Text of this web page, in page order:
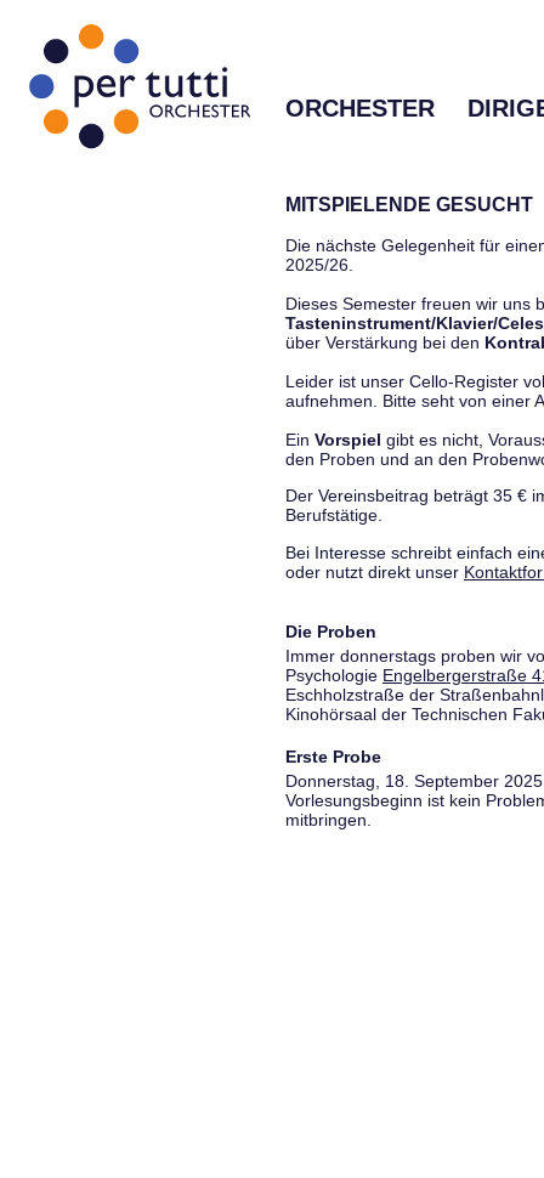
ORCHESTER
MITSPIELENDE GESUCHT
Die nächste Gelegenheit für
2025/26.
Dieses Semester freuen wir uns
Tasteninstrument/Klavier/
über Verstärkung bei den
Leider ist unser Cello-Register
aufnehmen. Bitte seht von einer
Ein Vorspiel gibt es nicht,
den Proben und an den
Der Vereinsbeitrag beträgt 35 €
Berufstätige.
Bei Interesse schreibt einfach
oder nutzt direkt unser
Die Proben
Immer donnerstags proben wir
Psychologie Engelbergerstraße
Eschholzstraße der
Kinohörsaal der Technischen
Erste Probe
Donnerstag, 18. September
Vorlesungsbeginn ist kein
mitbringen.